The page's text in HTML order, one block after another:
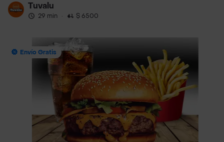
Tuvalu
29 min · $ 6500
Envío Gratis